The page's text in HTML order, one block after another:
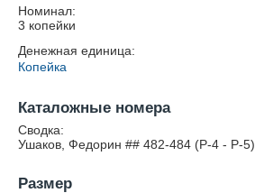
Номинал:
3 копейки
Денежная единица:
Копейка
Каталожные номера
Сводка:
Ушаков, Федорин ## 482-484 (Р-4 - Р-5)
Размер